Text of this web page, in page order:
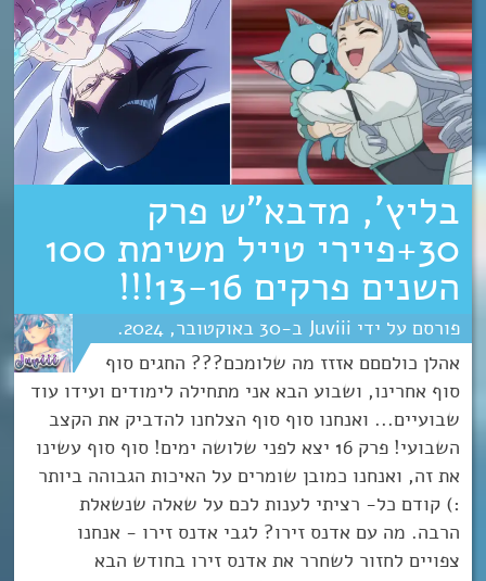
בליץ’, מדבא”ש פרק
30+פיירי טייל משימת 100
השנים פרקים 13-16!!!
Juviii
30 אוקטובר 2024
אהלן כולםםם אזזז מה שלומכם??? החגים סוף
סוף אחרינו, ושבוע הבא אני מתחילה לימודים ועידו עוד
שבועיים... ואנחנו סוף סוף הצלחנו להדביק את הקצב
השבועי! פרק 16 יצא לפני שלושה ימים! סוף סוף עשינו
את זה, ואנחנו כמובן שומרים על האיכות הגבוהה ביותר
:) קודם כל- רציתי לענות לכם על שאלה שנשאלת
הרבה. מה עם אדנס זירו? לגבי אדנס זירו - אנחנו
צפויים לחזור לשחרר את אדנס זירו בחודש הבא